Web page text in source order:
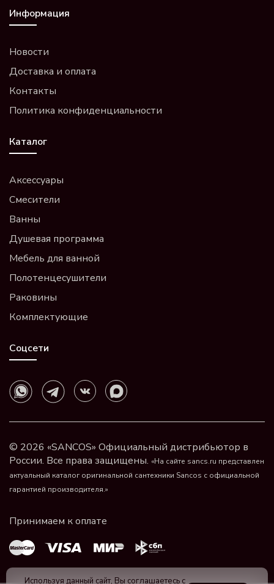
Информация
Новости
Доставка и оплата
Контакты
Политика конфиденциальности
Каталог
Аксессуары
Смесители
Ванны
Душевая программа
Мебель для ванной
Полотенцесушители
Раковины
Комплектующие
Соцсети
© 2026 «SANCOS» Официальный дистрибьютор в
России. Все права защищены. «На сайте sancs.ru представлен
актуальный каталог оригинальной сантехники Sancos с официальной
гарантией производителя.»
Используя данный сайт, Вы соглашаетесь с